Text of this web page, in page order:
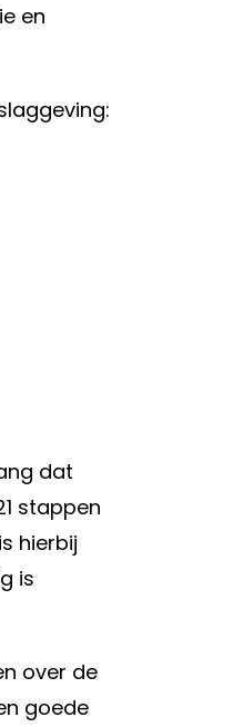
en
dat
stappen
hierbij
is
over de
goede